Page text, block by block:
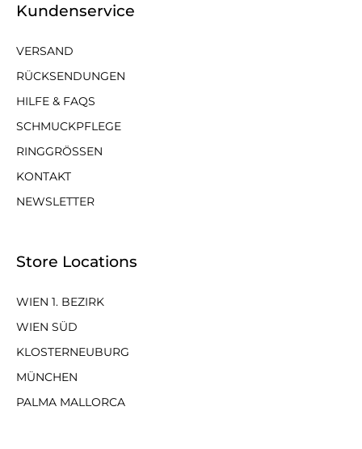
Kundenservice
VERSAND
RÜCKSENDUNGEN
HILFE & FAQS
SCHMUCKPFLEGE
RINGGRÖSSEN
KONTAKT
NEWSLETTER
Store Locations
WIEN 1. BEZIRK
WIEN SÜD
KLOSTERNEUBURG
MÜNCHEN
PALMA MALLORCA